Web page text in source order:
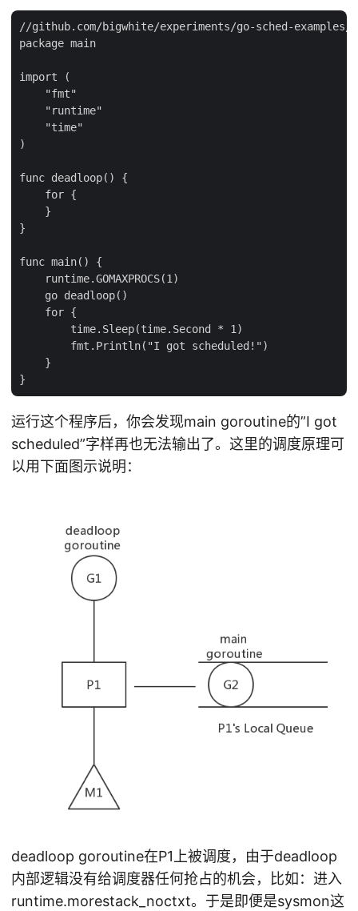
//github.com/bigwhite/experiments/go-sched-examples/
package main
import (
    "fmt"
    "runtime"
    "time"
)
func deadloop() {
    for {
    }
}
func main() {
    runtime.GOMAXPROCS(1)
    go deadloop()
    for {
        time.Sleep(time.Second * 1)
        fmt.Println("I got scheduled!")
    }
运行这个程序后，你会发现main goroutine的”I got
scheduled”字样再也无法输出了。这里的调度原理可
以用下面图示说明：
deadloop goroutine在P1上被调度，由于deadloop
内部逻辑没有给调度器任何抢占的机会，比如：进入
runtime.morestack_noctxt。于是即便是sysmon这